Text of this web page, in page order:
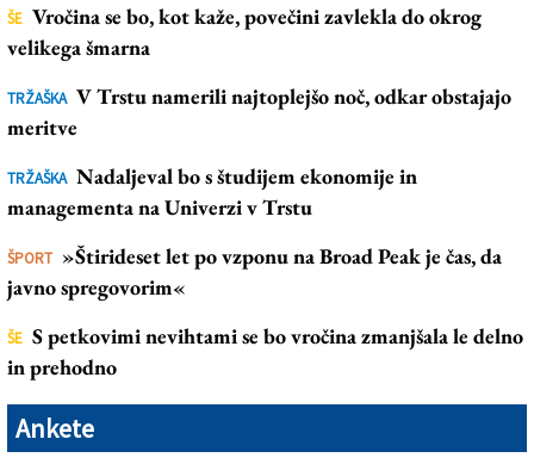
ŠE Vročina se bo, kot kaže, povečini zavlekla do okrog
velikega šmarna
TRŽAŠKA V Trstu namerili najtoplejšo noč, odkar obstajajo
meritve
TRŽAŠKA Nadaljeval bo s študijem ekonomije in
managementa na Univerzi v Trstu
ŠPORT »Štirideset let po vzponu na Broad Peak je čas, da
javno spregovorim«
ŠE S petkovimi nevihtami se bo vročina zmanjšala le delno
in prehodno
Ankete